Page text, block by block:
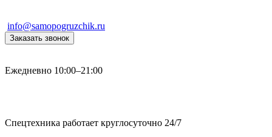
info@samopogruzchik.ru
Заказать звонок
Ежедневно 10:00–21:00
Спецтехника работает круглосуточно 24/7